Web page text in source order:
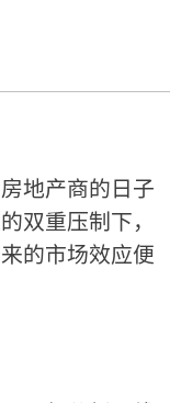
地产商的日子
双重压制下，
的市场效应便